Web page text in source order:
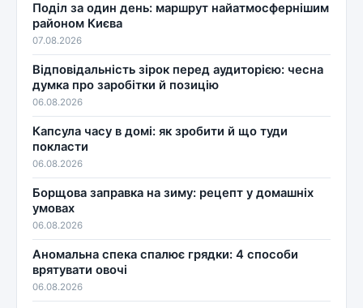
Поділ за один день: маршрут найатмосфернішим
районом Києва
07.08.2026
Відповідальність зірок перед аудиторією: чесна
думка про заробітки й позицію
06.08.2026
Капсула часу в домі: як зробити й що туди
покласти
06.08.2026
Борщова заправка на зиму: рецепт у домашніх
умовах
06.08.2026
Аномальна спека спалює грядки: 4 способи
врятувати овочі
06.08.2026